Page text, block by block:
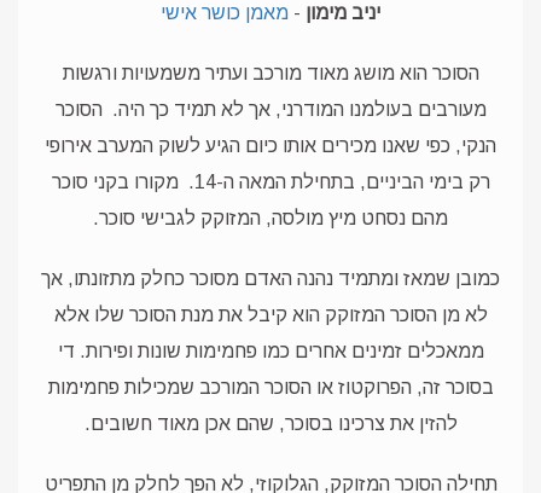
יניב מימון - מאמן כושר אישי
הסוכר הוא מושג מאוד מורכב ועתיר משמעויות ורגשות
מעורבים בעולמנו המודרני, אך לא תמיד כך היה. הסוכר
הנקי, כפי שאנו מכירים אותו כיום הגיע לשוק המערב אירופי
רק בימי הביניים, בתחילת המאה ה-14.
מקורו בקני סוכר
מהם נסחט מיץ מולסה, המזוקק לגבישי סוכר.
כמובן שמאז ומתמיד נהנה האדם מסוכר כחלק מתזונתו, אך
לא מן הסוכר המזוקק הוא קיבל את מנת הסוכר שלו אלא
ממאכלים זמינים אחרים כמו פחמימות שונות ופירות. די
בסוכר זה, הפרוקטוז או הסוכר המורכב שמכילות פחמימות
להזין את צרכינו בסוכר, שהם אכן מאוד חשובים.
תחילה הסוכר המזוקק, הגלוקוזי, לא הפך לחלק מן התפריט